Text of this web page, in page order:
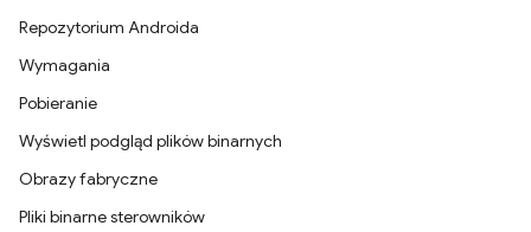
Repozytorium Androida
Wymagania
Pobieranie
Wyświetl podgląd plików binarnych
Obrazy fabryczne
Pliki binarne sterowników